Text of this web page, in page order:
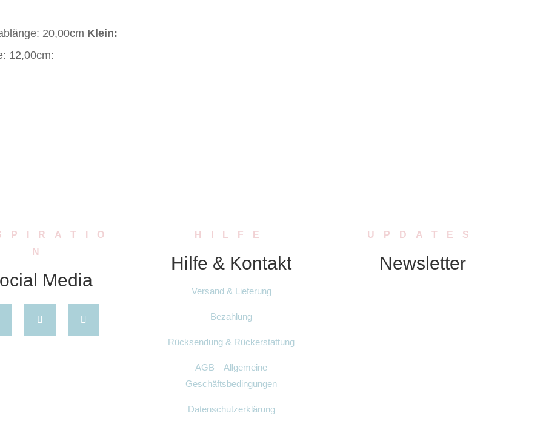
20,00cm Klein:
12,00cm:
N
Media
HILFE
Hilfe & Kontakt
Versand & Lieferung
Bezahlung
Rücksendung & Rückerstattung
AGB – Allgemeine
Geschäftsbedingungen
Datenschutzerklärung
UPDATES
Newsletter